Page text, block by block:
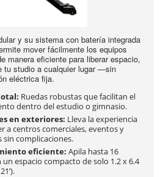
y su sistema con batería integrada
mover fácilmente los equipos
manera eficiente para liberar espacio,
tu studio a cualquier lugar —sin
eléctrica fija.
Ruedas robustas que facilitan el
dentro del estudio o gimnasio.
en exteriores: Lleva la experiencia
a centros comerciales, eventos y
sin complicaciones.
eficiente: Apila hasta 16
un espacio compacto de solo 1.2 x 6.4